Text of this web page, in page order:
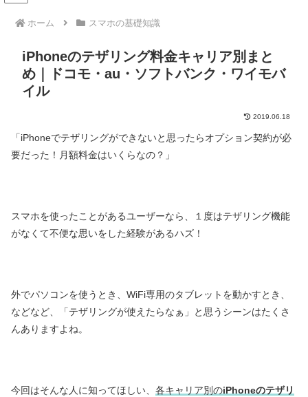
ホーム スマホの基礎知識
iPhoneのテザリング料金キャリア別まと
め｜ドコモ・au・ソフトバンク・ワイモバ
イル
2019.06.18
「iPhoneでテザリングができないと思ったらオプション契約が必
要だった！月額料金はいくらなの？」
スマホを使ったことがあるユーザーなら、１度はテザリング機能
がなくて不便な思いをした経験があるハズ！
外でパソコンを使うとき、WiFi専用のタブレットを動かすとき、
などなど、「テザリングが使えたらなぁ」と思うシーンはたくさ
んありますよね。
今回はそんな人に知ってほしい、 各キャリア別のiPhoneのテザリ